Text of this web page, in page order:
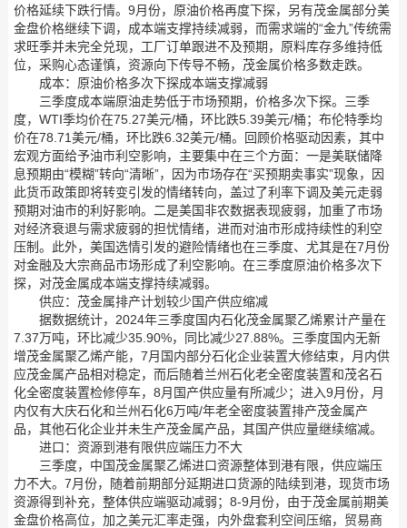
价格延续下跌行情。9月份，原油价格再度下探，另有茂金属部分美
金盘价格继续下调，成本端支撑持续减弱，而需求端的“金九”传统需
求旺季并未完全兑现，工厂订单跟进不及预期，原料库存多维持低
位，采购心态谨慎，资源向下传导不畅，茂金属价格多数走跌。
成本：原油价格多次下探成本端支撑减弱
三季度成本端原油走势低于市场预期，价格多次下探。三季
度，WTI季均价在75.27美元/桶，环比跌5.39美元/桶；布伦特季均
价在78.71美元/桶，环比跌6.32美元/桶。回顾价格驱动因素，其中
宏观方面给予油市利空影响，主要集中在三个方面：一是美联储降
息预期由“模糊”转向“清晰”，因为市场存在“买预期卖事实”现象，因
此货币政策即将转变引发的情绪转向，盖过了利率下调及美元走弱
预期对油市的利好影响。二是美国非农数据表现疲弱，加重了市场
对经济衰退与需求疲弱的担忧情绪，进而对油市形成持续性的利空
压制。此外，美国选情引发的避险情绪也在三季度、尤其是在7月份
对金融及大宗商品市场形成了利空影响。在三季度原油价格多次下
探，对茂金属成本端支撑持续减弱。
供应：茂金属排产计划较少国产供应缩减
据数据统计，2024年三季度国内石化茂金属聚乙烯累计产量在
7.37万吨，环比减少35.90%，同比减少27.88%。三季度国内无新
增茂金属聚乙烯产能，7月国内部分石化企业装置大修结束，月内供
应茂金属产品相对稳定，而后随着兰州石化老全密度装置和茂名石
化全密度装置检修停车，8月国产供应量有所减少；进入9月份，月
内仅有大庆石化和兰州石化6万吨/年老全密度装置排产茂金属产
品，其他石化企业并未生产茂金属产品，其国产供应量继续缩减。
进口：资源到港有限供应端压力不大
三季度，中国茂金属聚乙烯进口资源整体到港有限，供应端压
力不大。7月份，随着前期部分延期进口货源的陆续到港，现货市场
资源得到补充，整体供应端驱动减弱；8-9月份，由于茂金属前期美
金盘价格高位，加之美元汇率走强，内外盘套利空间压缩，贸易商